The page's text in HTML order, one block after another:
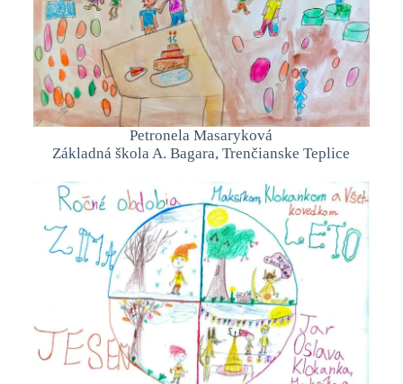
Petronela Masaryková
Základná škola A. Bagara, Trenčianske Teplice